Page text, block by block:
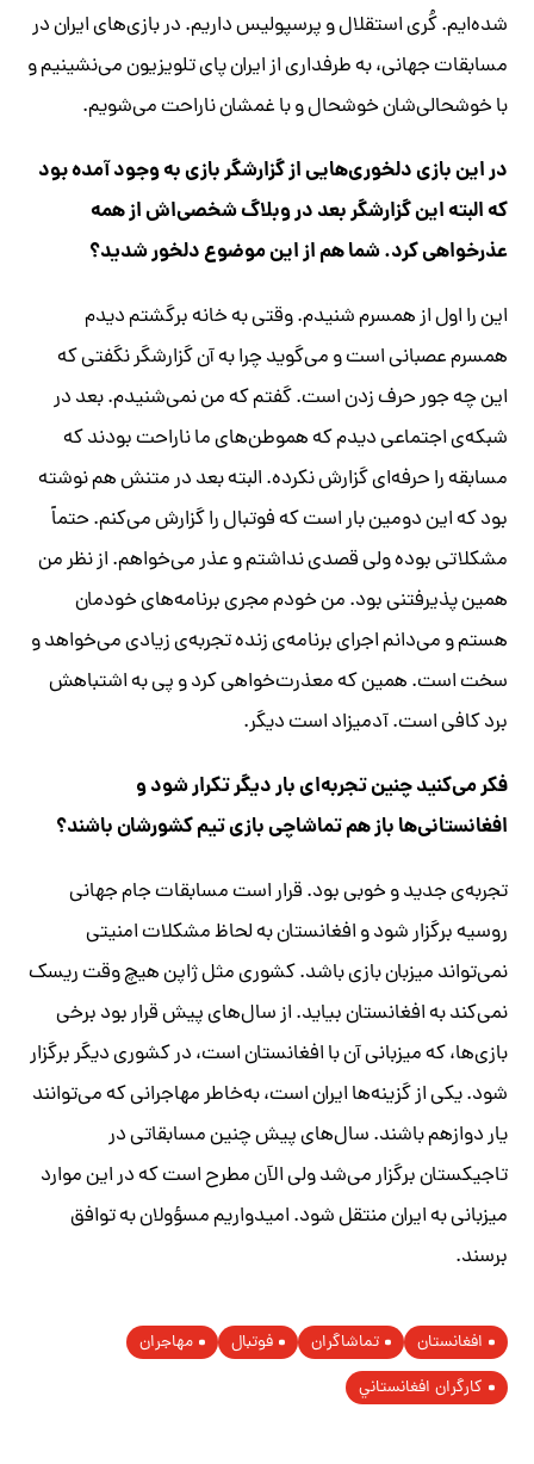
شده‌ایم. کُری استقلال و پرسپولیس داریم. در بازی‌های ایران در
مسابقات جهانی، به طرفداری از ایران پای تلویزیون می‌نشینیم و
با خوشحالی‌شان خوشحال و با غمشان ناراحت می‌شویم.
در این بازی دلخوری‌هایی از گزارشگر بازی به وجود آمده بود
که البته این گزارشگر بعد در وبلاگ شخصی‌اش از همه
عذرخواهی کرد. شما هم از این موضوع دلخور شدید؟
این را اول از همسرم شنیدم. وقتی به خانه برگشتم دیدم
همسرم عصبانی است و می‌گوید چرا به آن گزارشگر نگفتی که
این چه جور حرف زدن است. گفتم که من نمی‌شنیدم. بعد در
شبکه‌ی اجتماعی دیدم که هموطن‌های ما ناراحت بودند که
مسابقه را حرفه‌ای گزارش نکرده. البته بعد در متنش هم نوشته
بود که این دومین بار است که فوتبال را گزارش می‌کنم. حتماً
مشکلاتی بوده ولی قصدی نداشتم و عذر می‌خواهم. از نظر من
همین پذیرفتنی بود. من خودم مجری برنامه‌های خودمان
هستم و می‌دانم اجرای برنامه‌ی زنده تجربه‌ی زیادی می‌خواهد و
سخت است. همین که معذرت‌خواهی کرد و پی به اشتباهش
برد کافی است. آدمیزاد است دیگر.
فکر می‌کنید چنین تجربه‌ای بار دیگر تکرار شود و
افغانستانی‌ها باز هم تماشاچی بازی تیم کشورشان باشند؟
تجربه‌ی جدید و خوبی بود. قرار است مسابقات جام جهانی
روسیه برگزار شود و افغانستان به لحاظ مشکلات امنیتی
نمی‌تواند میزبان بازی باشد. کشوری مثل ژاپن هیچ وقت ریسک
نمی‌کند به افغانستان بیاید. از سال‌های پیش قرار بود برخی
بازی‌ها، که میزبانی آن با افغانستان است، در کشوری دیگر برگزار
شود. یکی از گزینه‌ها ایران است، به‌خاطر مهاجرانی که می‌توانند
یار دوازهم باشند. سال‌های پیش چنین مسابقاتی در
تاجیکستان برگزار می‌شد ولی الآن مطرح است که در این موارد
میزبانی به ایران منتقل شود. امیدواریم مسؤولان به توافق
برسند.
افغانستان تماشاگران فوتبال
مهاجران
کارگران افغانستاني